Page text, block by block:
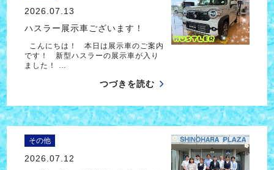
2026.07.13
ハスラー展示車ございます！
こんにちは！ 本日は展示車のご案内
です！ 新型ハスラーの展示車が入り
ました！ …
つづきを読む
その他
2026.07.12